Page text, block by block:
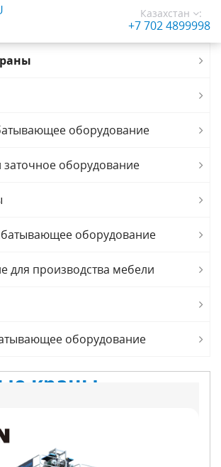
Казахстан
+7 702 4899998
:
оборудование
заточное оборудование
оборудование
для производства мебели
оборудование
краны